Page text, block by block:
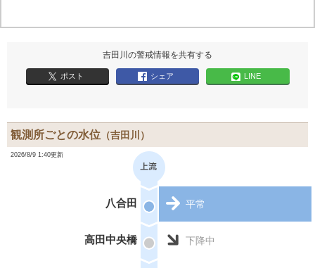
吉田川の警戒情報を共有する
ポスト シェア LINE
観測所ごとの水位 （吉田川）
2026/8/9 1:40更新
八合田 平常
高田中央橋 下降中